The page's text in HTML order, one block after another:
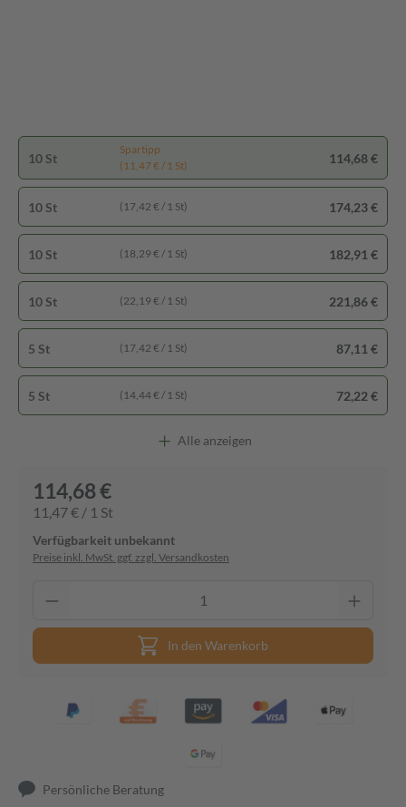
10 St (17,42 € / 1 St) 174,23 €
10 St (18,29 € / 1 St) 182,91 €
10 St
Spartipp
(11,47 € / 1 St)
114,68 €
10 St (22,19 € / 1 St) 221,86 €
5 St (17,42 € / 1 St) 87,11 €
5 St (14,44 € / 1 St) 72,22 €
Alle anzeigen
114,68 €
11,47 € / 1 St
Verfügbarkeit unbekannt
Preise inkl. MwSt. ggf. zzgl. Versandkosten
In den Warenkorb
Persönliche Beratung